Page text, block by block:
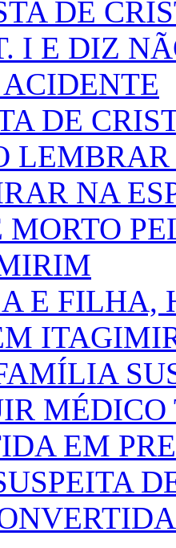
DE
E FILHA,